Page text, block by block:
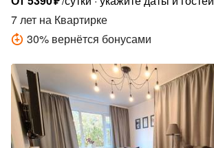
7 лет на Квартирке
30% вернётся бонусами